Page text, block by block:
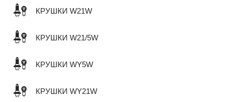
КРУШКИ W21W
КРУШКИ W21/5W
КРУШКИ WY5W
КРУШКИ WY21W